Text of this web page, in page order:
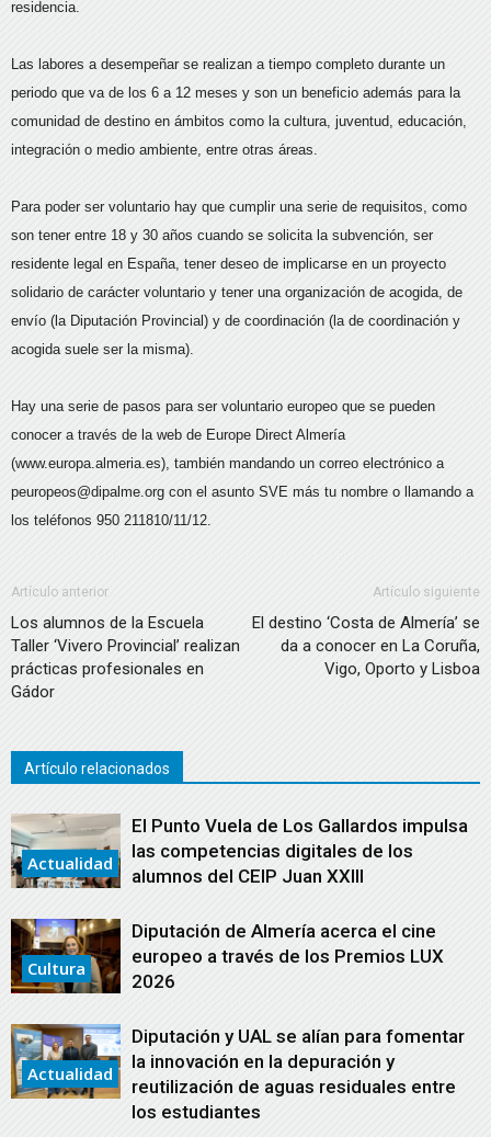
residencia.
Las labores a desempeñar se realizan a tiempo completo durante un
periodo que va de los 6 a 12 meses y son un beneficio además para la
comunidad de destino en ámbitos como la cultura, juventud, educación,
integración o medio ambiente, entre otras áreas.
Para poder ser voluntario hay que cumplir una serie de requisitos, como
son tener entre 18 y 30 años cuando se solicita la subvención, ser
residente legal en España, tener deseo de implicarse en un proyecto
solidario de carácter voluntario y tener una organización de acogida, de
envío (la Diputación Provincial) y de coordinación (la de coordinación y
acogida suele ser la misma).
Hay una serie de pasos para ser voluntario europeo que se pueden
conocer a través de la web de Europe Direct Almería
(www.europa.almeria.es), también mandando un correo electrónico a
peuropeos@dipalme.org con el asunto SVE más tu nombre o llamando a
los teléfonos 950 211810/11/12.
Artículo anterior
Los alumnos de la Escuela
Taller ‘Vivero Provincial’ realizan
prácticas profesionales en
Gádor
Artículo siguiente
El destino ‘Costa de Almería’ se
da a conocer en La Coruña,
Vigo, Oporto y Lisboa
Artículo relacionados
Actualidad
El Punto Vuela de Los Gallardos impulsa
las competencias digitales de los
alumnos del CEIP Juan XXIII
Cultura
Diputación de Almería acerca el cine
europeo a través de los Premios LUX
2026
Actualidad
Diputación y UAL se alían para fomentar
la innovación en la depuración y
reutilización de aguas residuales entre
los estudiantes